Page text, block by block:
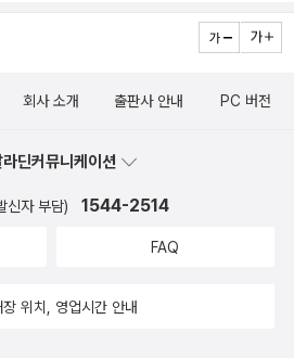
회사 소개 출판사 안내 PC 버전
딘커뮤니케이션
신자 부담) 1544-2514
FAQ
장 위치, 영업시간 안내